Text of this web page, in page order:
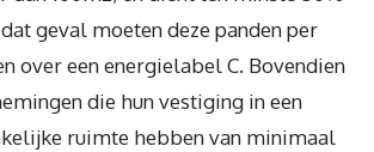
geval moeten deze panden per
over een energielabel C. Bovendien
die hun vestiging in een
ruimte hebben van minimaal